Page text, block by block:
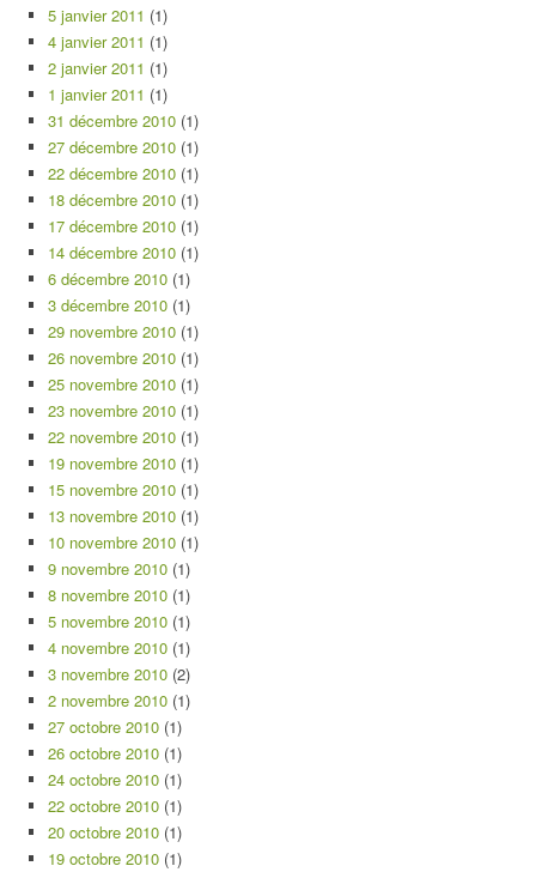
5 janvier 2011 (1)
4 janvier 2011 (1)
2 janvier 2011 (1)
1 janvier 2011 (1)
31 décembre 2010 (1)
27 décembre 2010 (1)
22 décembre 2010 (1)
18 décembre 2010 (1)
17 décembre 2010 (1)
14 décembre 2010 (1)
6 décembre 2010 (1)
3 décembre 2010 (1)
29 novembre 2010 (1)
26 novembre 2010 (1)
25 novembre 2010 (1)
23 novembre 2010 (1)
22 novembre 2010 (1)
19 novembre 2010 (1)
15 novembre 2010 (1)
13 novembre 2010 (1)
10 novembre 2010 (1)
9 novembre 2010 (1)
8 novembre 2010 (1)
5 novembre 2010 (1)
4 novembre 2010 (1)
3 novembre 2010 (2)
2 novembre 2010 (1)
27 octobre 2010 (1)
26 octobre 2010 (1)
24 octobre 2010 (1)
22 octobre 2010 (1)
20 octobre 2010 (1)
19 octobre 2010 (1)